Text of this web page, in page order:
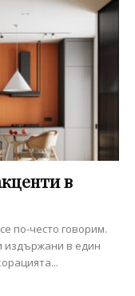
в
по-често говорим.
издържани в един